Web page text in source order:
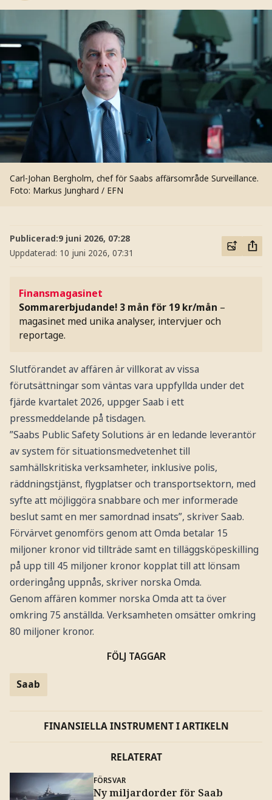
Carl-Johan Bergholm, chef för Saabs affärsområde Surveillance.
Foto: Markus Junghard / EFN
Publicerad:9 juni 2026, 07:28
Uppdaterad: 10 juni 2026, 07:31
Finansmagasinet
Sommarerbjudande! 3 mån för 19 kr/mån –
magasinet med unika analyser, intervjuer och
reportage.
Slutförandet av affären är villkorat av vissa
förutsättningar som väntas vara uppfyllda under det
fjärde kvartalet 2026, uppger Saab i ett
pressmeddelande på tisdagen.
”Saabs Public Safety Solutions är en ledande leverantör
av system för situationsmedvetenhet till
samhällskritiska verksamheter, inklusive polis,
räddningstjänst, flygplatser och transportsektorn, med
syfte att möjliggöra snabbare och mer informerade
beslut samt en mer samordnad insats”, skriver Saab.
Förvärvet genomförs genom att Omda betalar 15
miljoner kronor vid tillträde samt en tilläggsköpeskilling
på upp till 45 miljoner kronor kopplat till att lönsam
orderingång uppnås, skriver norska Omda.
Genom affären kommer norska Omda att ta över
omkring 75 anställda. Verksamheten omsätter omkring
80 miljoner kronor.
FÖLJ TAGGAR
Saab
FINANSIELLA INSTRUMENT I ARTIKELN
RELATERAT
FÖRSVAR
Ny miljardorder för Saab